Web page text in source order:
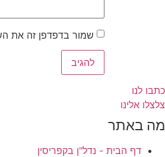
שמור בדפדפן זה את
כתבו לנו
צלצלו אלינו
מה באתר
דף הבית - נדל"ן בקפריסין